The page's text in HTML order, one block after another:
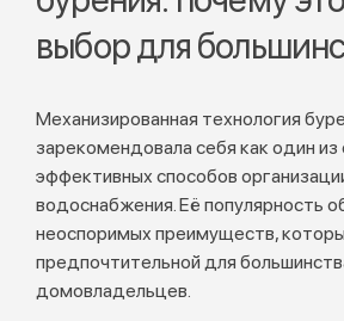
выбор для
Механизированная технология
зарекомендовала себя как один из
эффективных способов
водоснабжения. Её популярность
неоспоримых преимуществ,
предпочтительной для
домовладельцев.